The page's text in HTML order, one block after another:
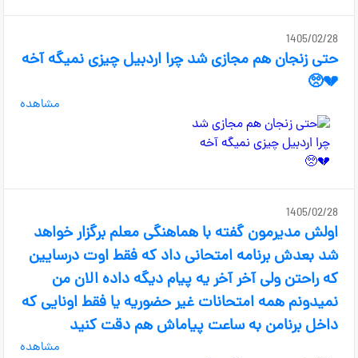
1405/02/28
حتی زنجان هم مجازی شد چرا اردبیل چیزی نمیگه آخه
💔🥺
مشاهده
1405/02/28
اولش مدیرمون گفته با هماهنگی معلم برگزار خواهد
شد بعدش برنامه امتحانی داد که فقط اوت درسایین
که راحتن ولی آخر آخر یه پیام دیگه داده الان من
نمیدونم همه امتحانات غیر حضوریه یا فقط اونایی که
داخل برنامن به ساعت پیاماش هم دقت کنید
مشاهده